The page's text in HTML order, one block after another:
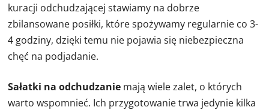
kuracji odchudzającej stawiamy na dobrze
zbilansowane posiłki, które spożywamy regularnie co 3-
4 godziny, dzięki temu nie pojawia się niebezpieczna
chęć na podjadanie.
Sałatki na odchudzanie mają wiele zalet, o których
warto wspomnieć. Ich przygotowanie trwa jedynie kilka